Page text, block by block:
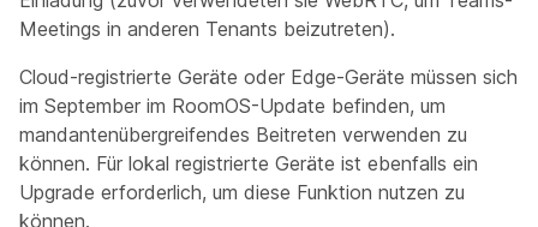
Meetings in anderen Tenants beizutreten).
Cloud-registrierte Geräte oder Edge-Geräte müssen sich
im September im RoomOS-Update befinden, um
mandantenübergreifendes Beitreten verwenden zu
können. Für lokal registrierte Geräte ist ebenfalls ein
Upgrade erforderlich, um diese Funktion nutzen zu
können.